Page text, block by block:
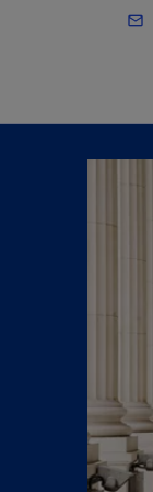
mail_outline